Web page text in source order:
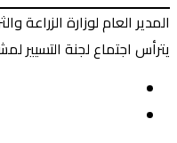
المدير العام لوزارة الزراعة
يترأس اجتماع لجنة التسيير